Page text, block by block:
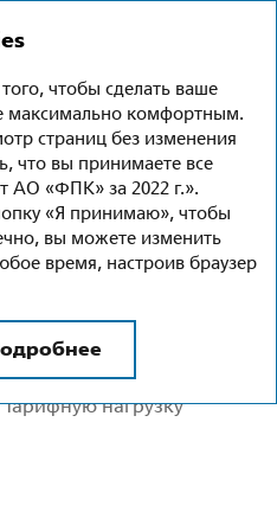
инициативы
существующих
играет
Компании.
и социально
В целях повышения уровня
роста
Компания активно
маркетинговые
нагрузку
чтобы сделать ваше
максимально комфортным.
страниц без изменения
что вы принимаете все
АО «ФПК» за 2022 г.».
«Я принимаю», чтобы
вы можете изменить
время, настроив браузер